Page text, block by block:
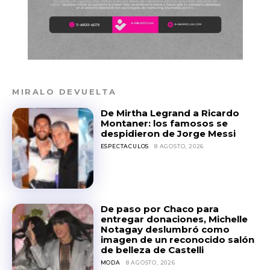
MIRALO DEVUELTA
De Mirtha Legrand a Ricardo
Montaner: los famosos se
despidieron de Jorge Messi
ESPECTACULOS 8 AGOSTO, 2026
De paso por Chaco para
entregar donaciones, Michelle
Notagay deslumbró como
imagen de un reconocido salón
de belleza de Castelli
MODA 8 AGOSTO, 2026